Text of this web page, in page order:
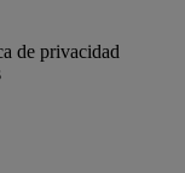
de privacidad